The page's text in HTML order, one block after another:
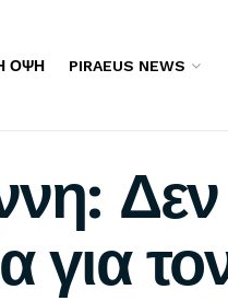
ΌΨΗ PIRAEUS NEWS
Δεν
για